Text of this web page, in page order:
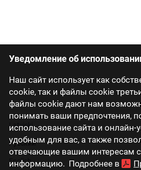
Уведомление об
Наш сайт использует как
cookie, так и файлы cookie
файлы cookie дают нам
понимать ваши предпочтения,
использование сайта и онлайн-
удобным для вас, а также
отвечающие вашим интересам
информацию. Подробнее в
Latviski
Русский
English